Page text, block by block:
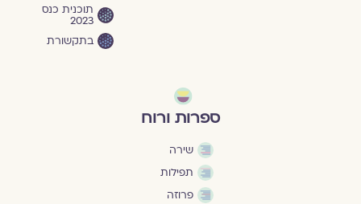
תוכנית כנס
2023
בתקשורת
ספרות ורוח
שירה
תפילות
פרוזה